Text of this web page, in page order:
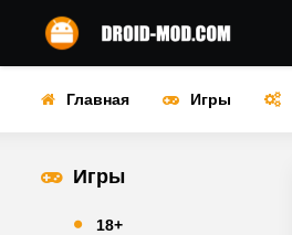
Главная Игры
Игры
18+